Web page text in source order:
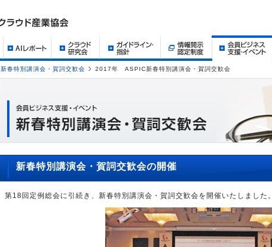
新春特別講演会・賀詞交歓会 2017年 ASPIC新春特別講演会・賀詞交歓会
新春特別講演会・賀詞交歓会の開催
第18回定例総会に引続き、新春特別講演会・賀詞交歓会を開催いたしました。